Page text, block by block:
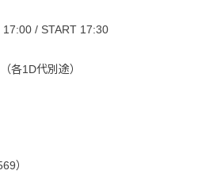
17:00 / START 17:30
各1D代別途）
）